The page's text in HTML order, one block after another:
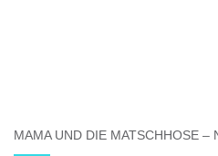
MAMA UND DIE MATSCHHOSE –